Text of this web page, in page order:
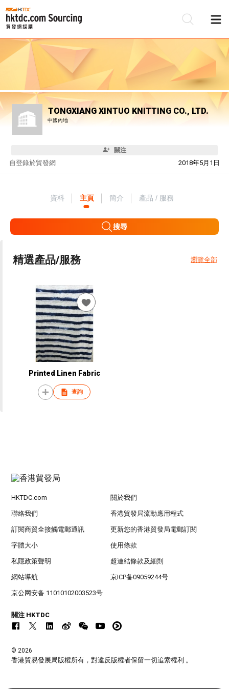
TONGXIANG XINTUO KNITTING CO., LTD.
中國內地
關注
自 2018年5月1日
登錄於貿發網
資料 主頁 簡介 產品 / 服務
搜尋
精選產品/服務 瀏覽全部
Printed Linen Fabric
查詢
HKTDC.com 關於我們
聯絡我們 香港貿發局流動應用程式
訂閱商貿全接觸電郵通訊 更新您的香港貿發局電郵訂閱
字體大小 使用條款
私隱政策聲明 超連結條款及細則
網站導航 京ICP备09059244号
京公网安备 11010102003523号
關注 HKTDC
© 2026
香港貿易發展局版權所有，對違反版權者保留一切追索權利 。